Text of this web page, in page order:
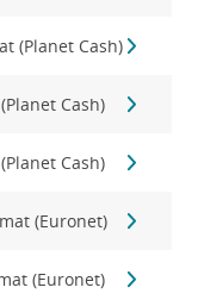
(Planet Cash)
Cash)
Cash)
(Euronet)
(Euronet)